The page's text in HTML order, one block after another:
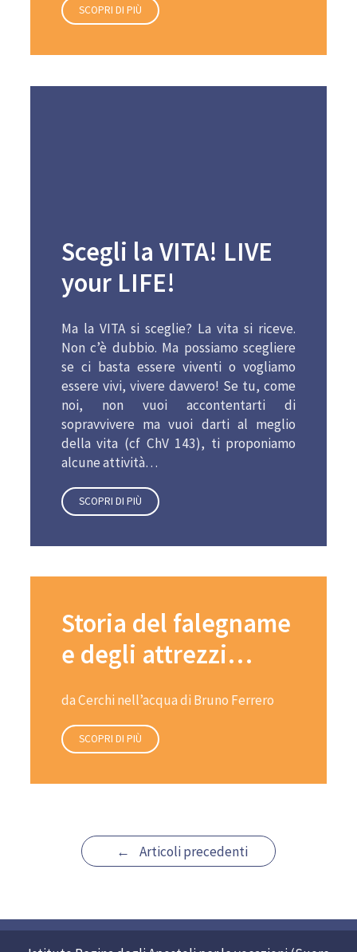
SCOPRI DI PIÙ
Scegli la VITA! LIVE
your LIFE!
Ma la VITA si sceglie? La vita si riceve.
Non c’è dubbio. Ma possiamo scegliere
se ci basta essere viventi o vogliamo
essere vivi, vivere davvero! Se tu, come
noi, non vuoi accontentarti di
sopravvivere ma vuoi darti al meglio
della vita (cf ChV 143), ti proponiamo
alcune attività…
SCOPRI DI PIÙ
Storia del falegname
e degli attrezzi…
da Cerchi nell’acqua di Bruno Ferrero
SCOPRI DI PIÙ
Continue
Reading
← Articoli precedenti